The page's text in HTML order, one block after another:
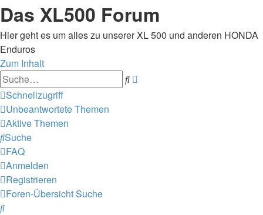
Das XL500 Forum
Hier geht es um alles zu unserer XL 500 und anderen HONDA
Enduros
Zum Inhalt
Suche
Schnellzugriff
Unbeantwortete Themen
Aktive Themen
Suche
FAQ
Anmelden
Registrieren
Foren-ÜbersichtSuche
Suche